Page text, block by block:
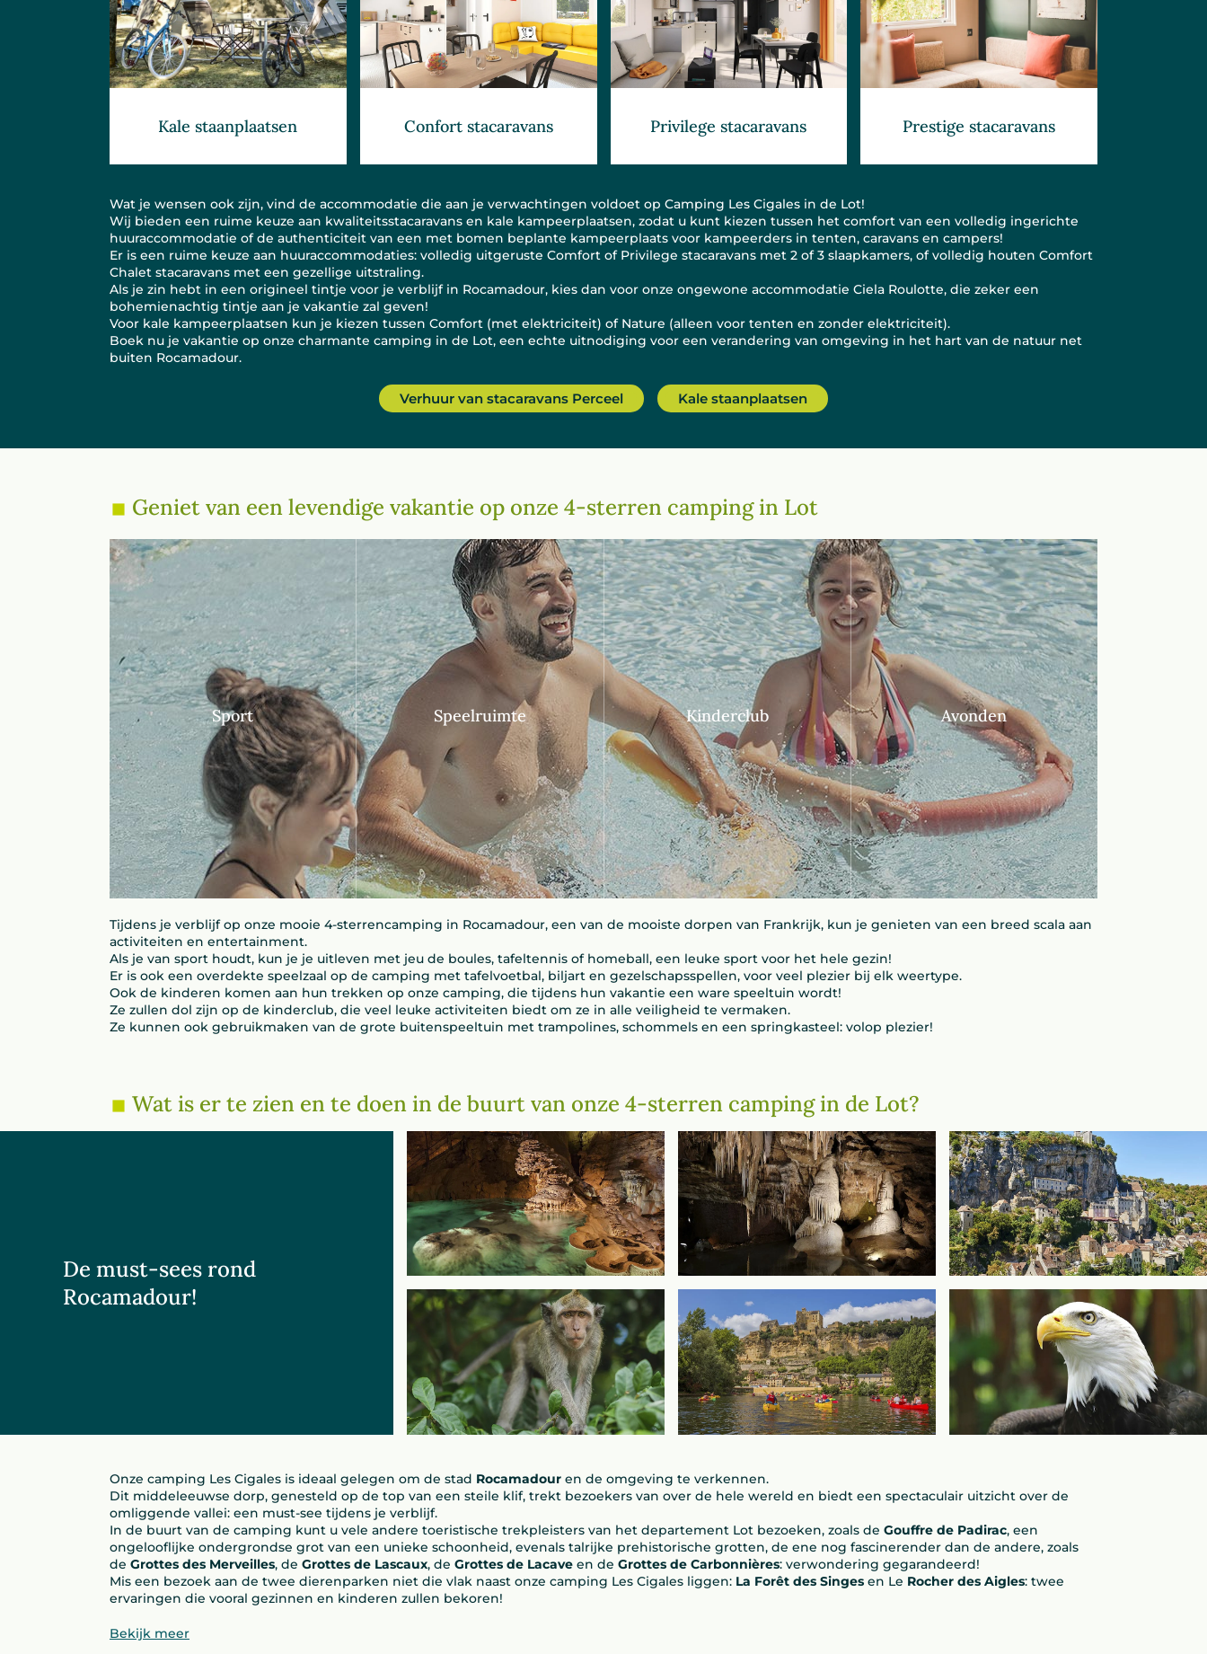
Kale staanplaatsen Confort stacaravans Privilege stacaravans Prestige stacaravans
Wat je wensen ook zijn, vind de accommodatie die aan je verwachtingen voldoet op Camping Les Cigales in de Lot!
Wij bieden een ruime keuze aan kwaliteitsstacaravans en kale kampeerplaatsen, zodat u kunt kiezen tussen het comfort van een volledig ingerichte
huuraccommodatie of de authenticiteit van een met bomen beplante kampeerplaats voor kampeerders in tenten, caravans en campers!
Er is een ruime keuze aan huuraccommodaties: volledig uitgeruste Comfort of Privilege stacaravans met 2 of 3 slaapkamers, of volledig houten Comfort
Chalet stacaravans met een gezellige uitstraling.
Als je zin hebt in een origineel tintje voor je verblijf in Rocamadour, kies dan voor onze ongewone accommodatie Ciela Roulotte, die zeker een
bohemienachtig tintje aan je vakantie zal geven!
Voor kale kampeerplaatsen kun je kiezen tussen Comfort (met elektriciteit) of Nature (alleen voor tenten en zonder elektriciteit).
Boek nu je vakantie op onze charmante camping in de Lot, een echte uitnodiging voor een verandering van omgeving in het hart van de natuur net
buiten Rocamadour.
Verhuur van stacaravans Perceel Kale staanplaatsen
Geniet van een levendige vakantie op onze 4-sterren camping in Lot
Sport Speelruimte Kinderclub Avonden
Tijdens je verblijf op onze mooie 4-sterrencamping in Rocamadour, een van de mooiste dorpen van Frankrijk, kun je genieten van een breed scala aan
activiteiten en entertainment.
Als je van sport houdt, kun je je uitleven met jeu de boules, tafeltennis of homeball, een leuke sport voor het hele gezin!
Er is ook een overdekte speelzaal op de camping met tafelvoetbal, biljart en gezelschapsspellen, voor veel plezier bij elk weertype.
Ook de kinderen komen aan hun trekken op onze camping, die tijdens hun vakantie een ware speeltuin wordt!
Ze zullen dol zijn op de kinderclub, die veel leuke activiteiten biedt om ze in alle veiligheid te vermaken.
Ze kunnen ook gebruikmaken van de grote buitenspeeltuin met trampolines, schommels en een springkasteel: volop plezier!
Wat is er te zien en te doen in de buurt van onze 4-sterren camping in de Lot?
De must-sees rond
Rocamadour!
Onze camping Les Cigales is ideaal gelegen om de stad Rocamadour en de omgeving te verkennen.
Dit middeleeuwse dorp, genesteld op de top van een steile klif, trekt bezoekers van over de hele wereld en biedt een spectaculair uitzicht over de
omliggende vallei: een must-see tijdens je verblijf.
In de buurt van de camping kunt u vele andere toeristische trekpleisters van het departement Lot bezoeken, zoals de Gouffre de Padirac, een
ongelooflijke ondergrondse grot van een unieke schoonheid, evenals talrijke prehistorische grotten, de ene nog fascinerender dan de andere, zoals
de Grottes des Merveilles, de Grottes de Lascaux, de Grottes de Lacave en de Grottes de Carbonnières: verwondering gegarandeerd!
Mis een bezoek aan de twee dierenparken niet die vlak naast onze camping Les Cigales liggen: La Forêt des Singes en Le Rocher des Aigles: twee
ervaringen die vooral gezinnen en kinderen zullen bekoren!
Bekijk meer